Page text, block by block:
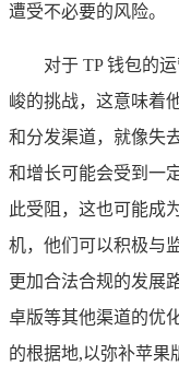
遭受不必要的风险。
对于 TP 钱包的
峻的挑战，这意味着
和分发渠道，就像失
和增长可能会受到一
此受阻，这也可能成
机，他们可以积极与
更加合法合规的发展
卓版等其他渠道的优
的根据地,以弥补苹果